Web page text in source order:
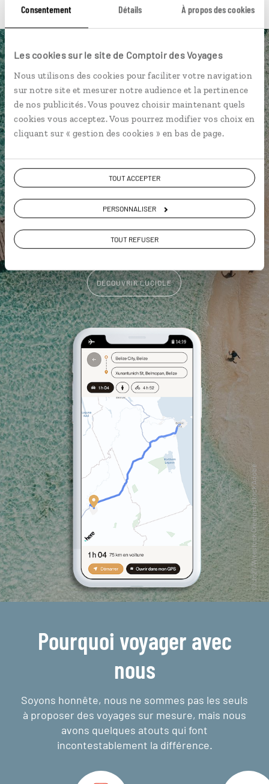
Consentement Détails À propos des cookies
Les cookies sur le site de Comptoir des Voyages
Nous utilisons des cookies pour faciliter votre navigation
sur notre site et mesurer notre audience et la pertinence
de nos publicités. Vous pouvez choisir maintenant quels
cookies vous acceptez. Vous pourrez modifier vos choix en
cliquant sur « gestion des cookies » en bas de page.
TOUT ACCEPTER
PERSONNALISER
TOUT REFUSER
Luciole,
l'appli qui vous guide au Belize
L’itinéraire vers votre hôtel en 1
clic
gourmandes
Les plus beaux sites mayas
géolocalisés
DÉCOUVRIR LUCIOLE
Pourquoi voyager avec
nous
Soyons honnête, nous ne sommes pas les seuls
à proposer des voyages sur mesure, mais nous
avons quelques atouts qui font
incontestablement la différence.